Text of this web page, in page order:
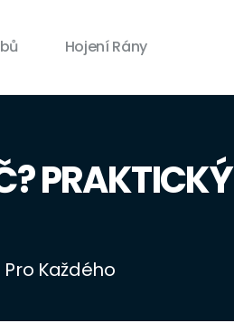
Hojení Rány
PRAKTICKÝ
Každého